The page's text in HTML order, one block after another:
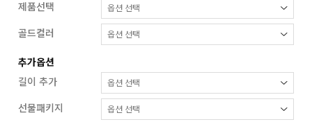
제품선택
골드컬러
추가옵션
길이 추가
선물패키지